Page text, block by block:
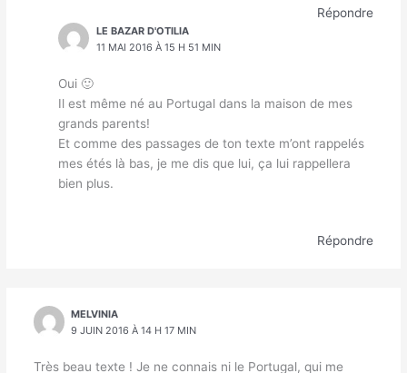
Répondre
LE BAZAR D'OTILIA
11 MAI 2016 À 15 H 51 MIN
Oui 🙂
Il est même né au Portugal dans la maison de mes
grands parents!
Et comme des passages de ton texte m’ont rappelés
mes étés là bas, je me dis que lui, ça lui rappellera
bien plus.
Répondre
MELVINIA
9 JUIN 2016 À 14 H 17 MIN
Très beau texte ! Je ne connais ni le Portugal, qui me